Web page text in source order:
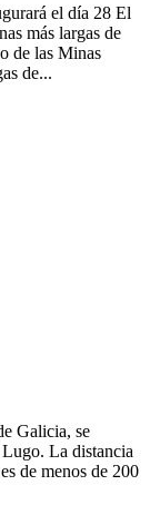
el día 28 El
más largas de
de las Minas
de...
Galicia, se
La distancia
de menos de 200